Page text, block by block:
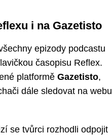
i na Gazetisto
epizody podcastu
časopisu Reflex.
platformě Gazetisto,
dále sledovat na webu
se tvůrci rozhodli odpojit